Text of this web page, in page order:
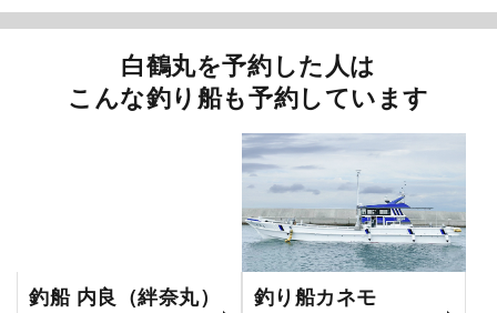
白鶴丸を予約した人は
こんな釣り船も予約しています
釣船 内良（絆奈丸） 釣り船カネモ